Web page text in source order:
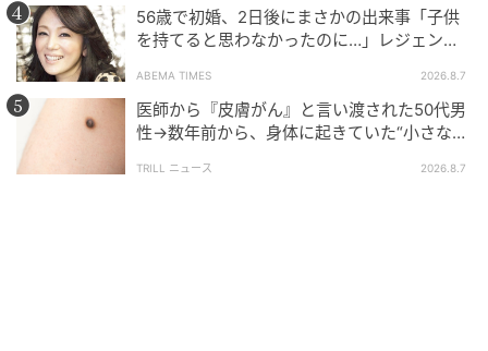
エキサイトニュース
そして父が携帯を置いてお風呂に入った時、ダメだと
思いながらも携帯を手に取りました。携帯のロックは
56歳で初婚、2日後にまさかの出来事「子供
を持てると思わなかったのに…」レジェンド
ABEMA TIMES 2026.8.7
医師から『皮膚がん』と言い渡された50代男
性→数年前から、身体に起きていた“小さな異
TRILL ニュース 2026.8.7